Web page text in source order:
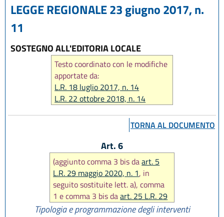
LEGGE REGIONALE 23 giugno 2017, n.
11
SOSTEGNO ALL'EDITORIA LOCALE
Testo coordinato con le modifiche
apportate da:
L.R. 18 luglio 2017, n. 14
L.R. 22 ottobre 2018, n. 14
L.R. 29 dicembre 2020, n. 11TORNA AL DOCUMENTO
Art. 6
(aggiunto comma 3 bis daart. 5
L.R. 29 maggio 2020, n. 1, in
seguito sostituite lett. a), comma
1 e comma 3 bis daart. 25 L.R. 29
dicembre 2020, n. 11)
Tipologia e programmazione degli interventi